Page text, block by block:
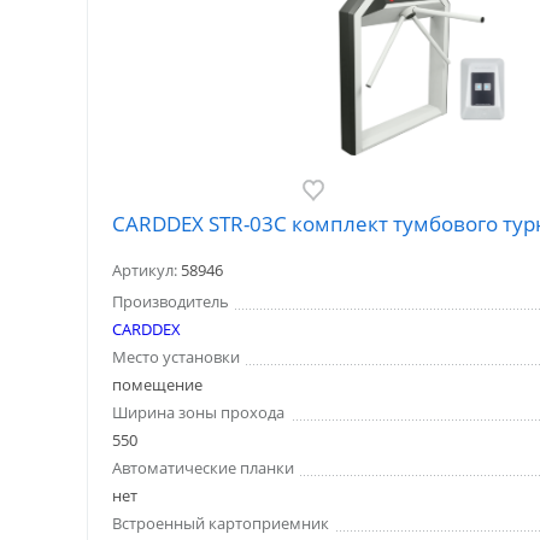
CARDDEX STR-03C комплект тумбового
Артикул: 58946
Производитель
CARDDEX
Место установки
помещение
Ширина зоны прохода
550
Автоматические планки
нет
Встроенный картоприемник